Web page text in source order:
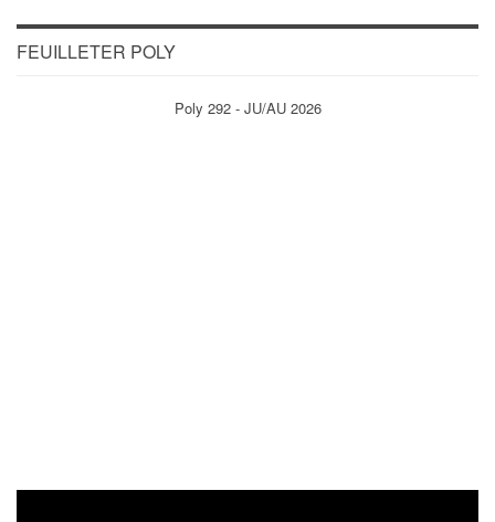
FEUILLETER POLY
Poly 292 - JU/AU 2026